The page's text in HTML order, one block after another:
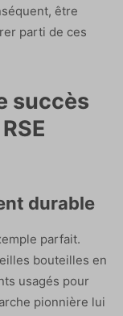
être
parti de ces
succès
durable
parfait.
bouteilles en
usagés pour
pionnière lui